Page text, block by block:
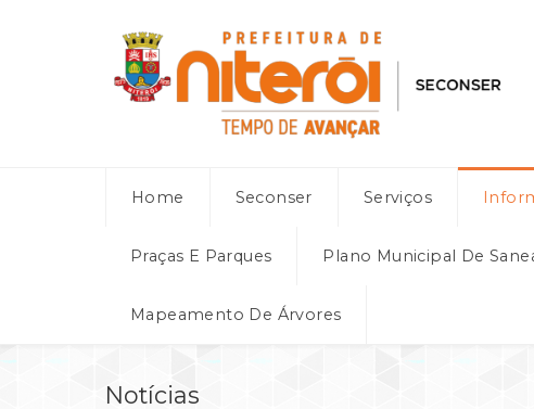
Home Seconser Serviços
Praças E Parques Plano Municipal De
Mapeamento De Árvores
Notícias